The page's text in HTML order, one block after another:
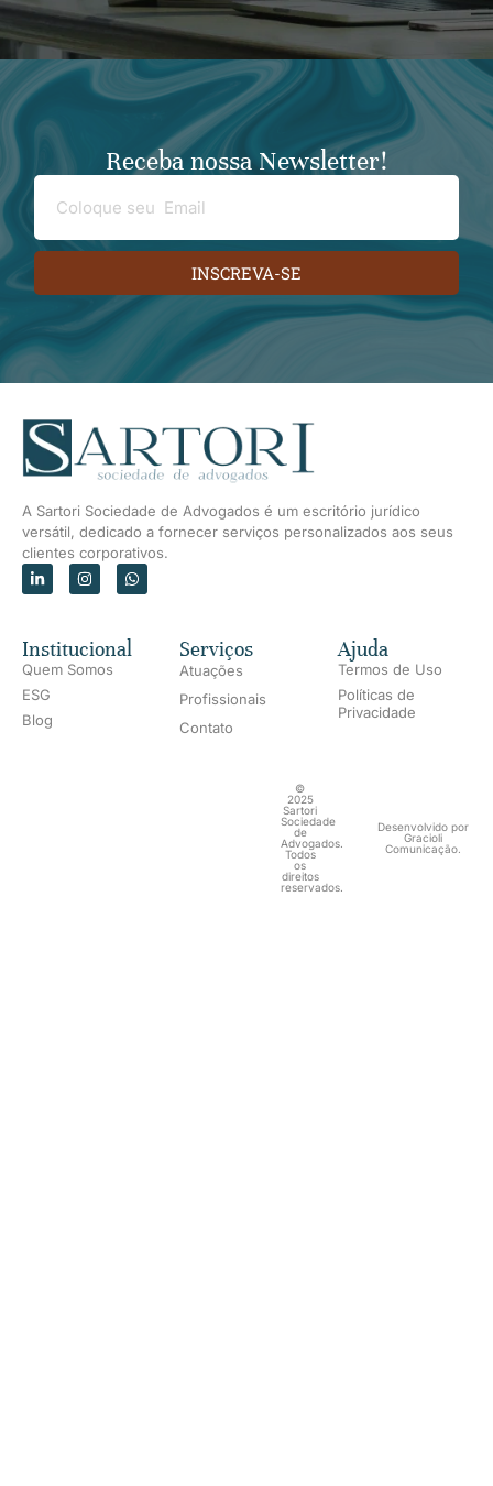
Receba nossa Newsletter!
INSCREVA-SE
A Sartori Sociedade de Advogados é um escritório jurídico
versátil, dedicado a fornecer serviços personalizados aos seus
clientes corporativos.
Institucional
Quem Somos
ESG
Blog
Serviços
Atuações
Profissionais
Contato
Ajuda
Termos de Uso
Políticas de
Privacidade
©
2025
Sartori
Sociedade
de
Advogados.
Todos
os
direitos
reservados.
Desenvolvido por
Gracioli
Comunicação.